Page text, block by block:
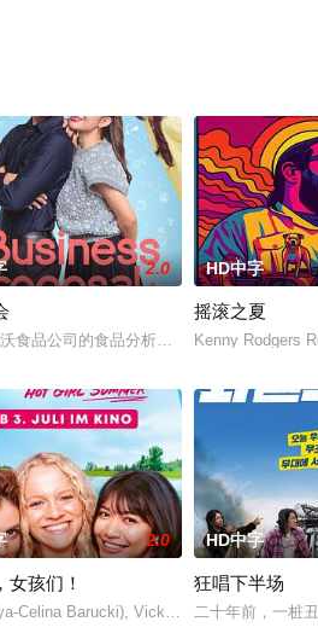
无尽的情绪反扑。她沉溺于失恋的痛苦，闺
》拍出香港新一代的愛情面面觀，其中「
2.0
食品公司的食品分析师，如今陷入财务困
HD中字
摇滚之夏
Kenny Rodgers
化身“深情画家”，步步为营接近倔强女医
2.0
女孩们！
Celina Barucki), Vicky (Julia
HD中字
狂唱下半场
二十年前，一桩